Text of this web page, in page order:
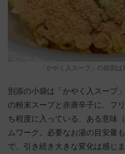
「かやく入スープ」の役割
別添の小袋は「かやく入スープ
の粉末スープと赤唐辛子に、フ
ち程度に入っている、ある意味
ムワーク。必要なお湯の目安量
で、引き続き大きな変化は感じ